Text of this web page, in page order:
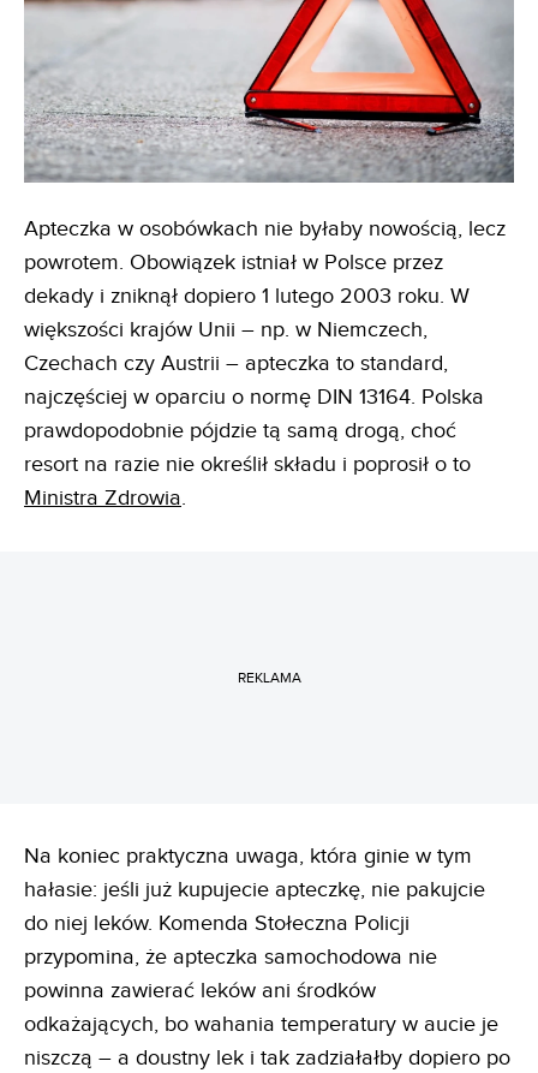
Apteczka w osobówkach nie byłaby nowością, lecz
powrotem. Obowiązek istniał w Polsce przez
dekady i zniknął dopiero 1 lutego 2003 roku. W
większości krajów Unii – np. w Niemczech,
Czechach czy Austrii – apteczka to standard,
najczęściej w oparciu o normę DIN 13164. Polska
prawdopodobnie pójdzie tą samą drogą, choć
resort na razie nie określił składu i poprosił o to
Ministra Zdrowia.
REKLAMA
Na koniec praktyczna uwaga, która ginie w tym
hałasie: jeśli już kupujecie apteczkę, nie pakujcie
do niej leków. Komenda Stołeczna Policji
przypomina, że apteczka samochodowa nie
powinna zawierać leków ani środków
odkażających, bo wahania temperatury w aucie je
niszczą – a doustny lek i tak zadziałałby dopiero po